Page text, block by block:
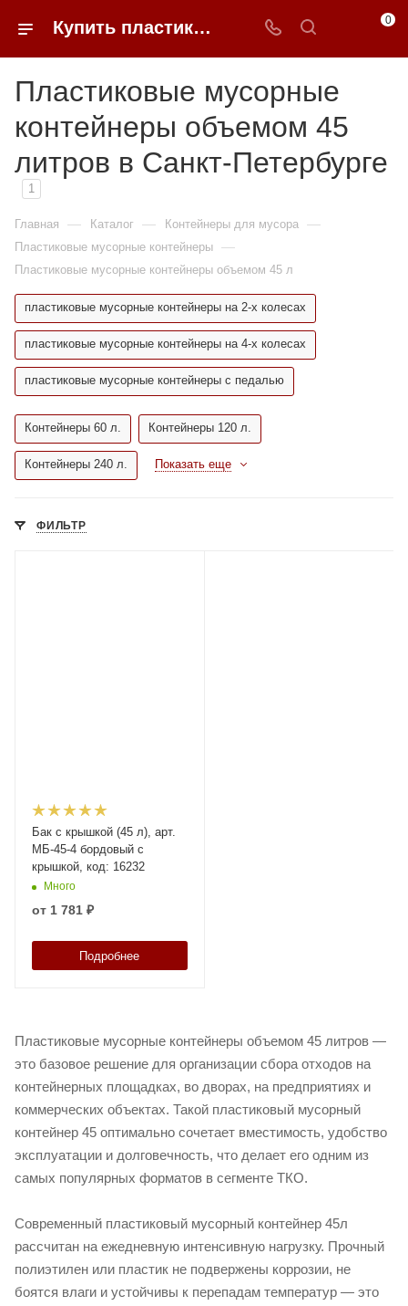
Купить пластиковые мусорные контейнеры 45 литров в Санкт-Петербурге | 0FFER 0
Пластиковые мусорные
контейнеры объемом 45
литров в Санкт-Петербурге
1
Главная — Каталог — Контейнеры для мусора —
Пластиковые мусорные контейнеры —
Пластиковые мусорные контейнеры объемом 45 л
пластиковые мусорные контейнеры на 2-х колесах
пластиковые мусорные контейнеры на 4-х колесах
пластиковые мусорные контейнеры с педалью
Контейнеры 60 л. Контейнеры 120 л.
Контейнеры 240 л. Показать еще
ФИЛЬТР
Бак с крышкой (45 л), арт.
МБ-45-4 бордовый с
крышкой, код: 16232
Много
от 1 781 ₽
Подробнее
Пластиковые мусорные контейнеры объемом 45 литров —
это базовое решение для организации сбора отходов на
контейнерных площадках, во дворах, на предприятиях и
коммерческих объектах. Такой пластиковый мусорный
контейнер 45 оптимально сочетает вместимость, удобство
эксплуатации и долговечность, что делает его одним из
самых популярных форматов в сегменте ТКО.
Современный пластиковый мусорный контейнер 45л
рассчитан на ежедневную интенсивную нагрузку. Прочный
полиэтилен или пластик не подвержены коррозии, не
боятся влаги и устойчивы к перепадам температур — это